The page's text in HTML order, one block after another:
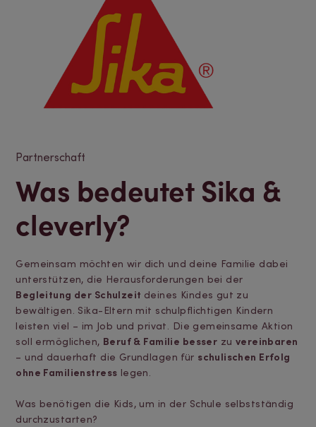
Partnerschaft
Was bedeutet Sika &
cleverly?
Gemeinsam möchten wir dich und deine Familie dabei
unterstützen, die Herausforderungen bei der
Begleitung der Schulzeit deines Kindes gut zu
bewältigen. Sika-Eltern mit schulpflichtigen Kindern
leisten viel – im Job und privat. Die gemeinsame Aktion
soll ermöglichen, Beruf & Familie besser zu vereinbaren
– und dauerhaft die Grundlagen für schulischen Erfolg
ohne Familienstress legen.
Was benötigen die Kids, um in der Schule selbstständig
durchzustarten?